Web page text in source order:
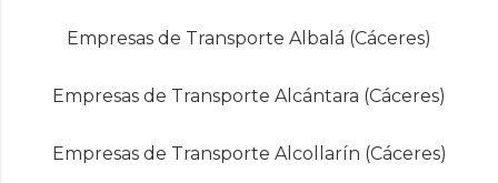
Empresas de Transporte Albalá (Cáceres)
Empresas de Transporte Alcántara (Cáceres)
Empresas de Transporte Alcollarín (Cáceres)